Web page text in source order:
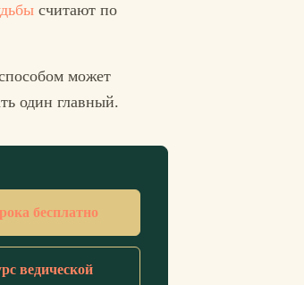
считают по
может
один главный.
бесплатно
ведической